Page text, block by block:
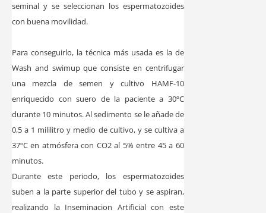
seminal y se seleccionan los espermatozoides
con buena movilidad.
Para conseguirlo, la técnica más usada es la de
Wash and swimup que consiste en centrifugar
una mezcla de semen y cultivo HAMF-10
enriquecido con suero de la paciente a 30ºC
durante 10 minutos. Al sedimento se le añade de
0,5 a 1 mililitro y medio de cultivo, y se cultiva a
37ºC en atmósfera con CO2 al 5% entre 45 a 60
minutos.
Durante este periodo, los espermatozoides
suben a la parte superior del tubo y se aspiran,
realizando la Inseminacion Artificial con este